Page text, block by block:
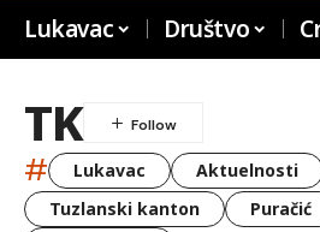
Lukavac Društvo
TK
# Lukavac Aktuelnosti
Tuzlanski kanton
Puračić